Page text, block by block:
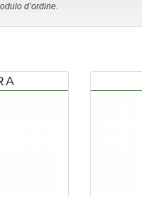
d’ordine.